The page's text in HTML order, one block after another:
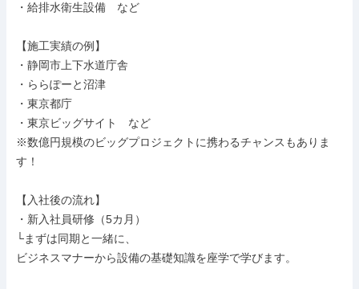
・給排水衛生設備　など
【施工実績の例】
・静岡市上下水道庁舎
・ららぽーと沼津
・東京都庁
・東京ビッグサイト　など
※数億円規模のビッグプロジェクトに携わるチャンスもありま
す！
【入社後の流れ】
・新入社員研修（5カ月）
└まずは同期と一緒に、
ビジネスマナーから設備の基礎知識を座学で学びます。